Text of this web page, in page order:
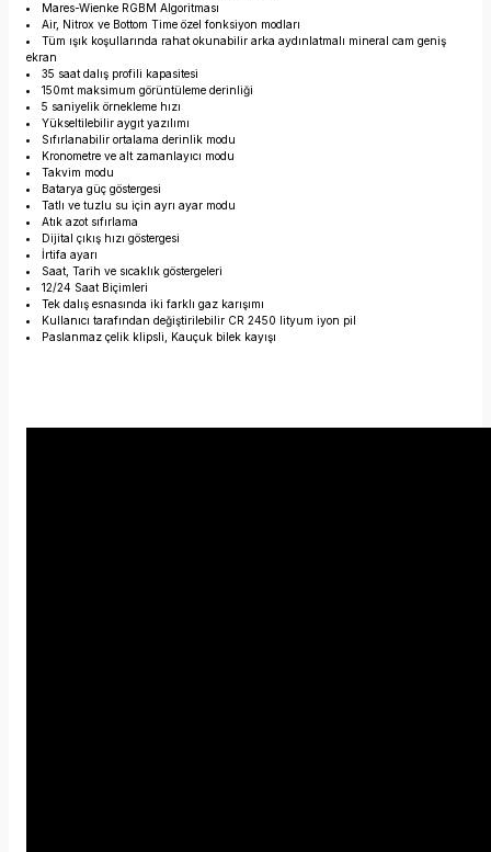
Mares-Wienke RGBM Algoritması
Air, Nitrox ve Bottom Time özel fonksiyon modları
Tüm ışık koşullarında rahat okunabilir arka aydınlatmalı mineral cam geniş
ekran
35 saat dalış profili kapasitesi
150mt maksimum görüntüleme derinliği
5 saniyelik örnekleme hızı
Yükseltilebilir aygıt yazılımı
Sıfırlanabilir ortalama derinlik modu
Kronometre ve alt zamanlayıcı modu
Takvim modu
Batarya güç göstergesi
Tatlı ve tuzlu su için ayrı ayar modu
Atık azot sıfırlama
Dijital çıkış hızı göstergesi
İrtifa ayarı
Saat, Tarih ve sıcaklık göstergeleri
12/24 Saat Biçimleri
Tek dalış esnasında iki farklı gaz karışımı
Kullanıcı tarafından değiştirilebilir CR 2450 lityum iyon pil
Paslanmaz çelik klipsli, Kauçuk bilek kayışı